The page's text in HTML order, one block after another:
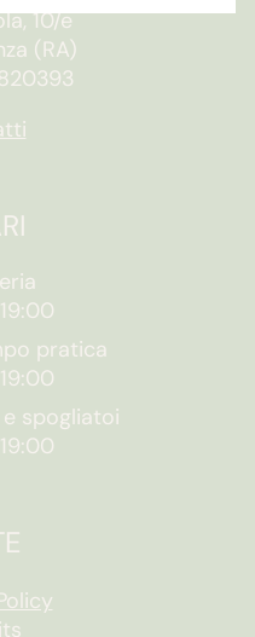
10/e
(RA)
19:00
pratica
19:00
spogliatoi
19:00